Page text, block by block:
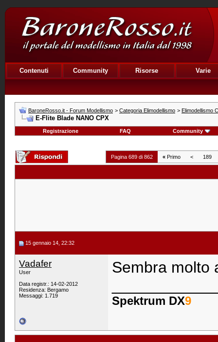
Contenuti Community Risorse Varie
BaroneRosso.it - Forum Modellismo > Categoria Elimodellismo > Elimodellismo
E-Flite Blade NANO CPX
Registrazione FAQ Community
Pagina 689 di 862 « Primo < 189
15 gennaio 14, 22:32
Vadafer
User
Data registr.: 14-02-2012
Residenza: Bergamo
Messaggi: 1.719
Sembra molto
Spektrum DX9